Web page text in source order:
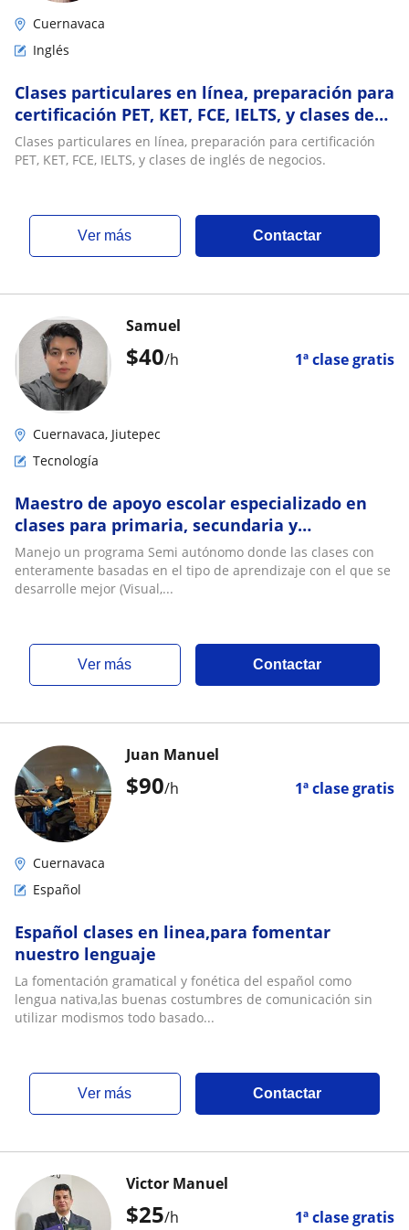
Cuernavaca
Inglés
Clases particulares en línea, preparación para
certificación PET, KET, FCE, IELTS, y clases de
inglés de negocios
Clases particulares en línea, preparación para certificación
PET, KET, FCE, IELTS, y clases de inglés de negocios.
ver más Contactar
$40/h 1ª clase gratis
Samuel
Cuernavaca, Jiutepec
Tecnología
Maestro de apoyo escolar especializado en
clases para primaria, secundaria y
Preparatoria de forma presencial
Manejo un programa Semi autónomo donde las clases con
enteramente basadas en el tipo de aprendizaje con el que se
desarrolle mejor (Visual,...
ver más Contactar
$90/h 1ª clase gratis
Juan Manuel
Cuernavaca
Español
Español clases en linea,para fomentar
nuestro lenguaje
La fomentación gramatical y fonética del español como
lengua nativa,las buenas costumbres de comunicación sin
utilizar modismos todo basado...
ver más Contactar
$25/h 1ª clase gratis
Victor Manuel